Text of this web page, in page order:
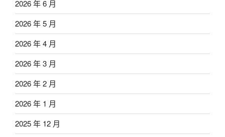
2026 年 6 月
2026 年 5 月
2026 年 4 月
2026 年 3 月
2026 年 2 月
2026 年 1 月
2025 年 12 月